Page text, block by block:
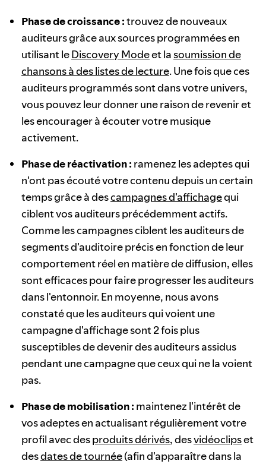
Phase de croissance :trouvez de nouveaux
auditeurs grâce aux sources programmées en
utilisant leDiscovery Modeet la soumission de
chansons à des listes de lecture. Une fois que ces
auditeurs programmés sont dans votre univers,
vous pouvez leur donner une raison de revenir et
les encourager à écouter votre musique
activement.
Phase de réactivation : ramenez les adeptes qui
n'ont pas écouté votre contenu depuis un certain
temps grâce à descampagnes d'affichagequi
ciblent vos auditeurs précédemment actifs.
Comme les campagnes ciblent les auditeurs de
segments d'auditoire précis en fonction de leur
comportement réel en matière de diffusion, elles
sont efficaces pour faire progresser les auditeurs
dans l'entonnoir. En moyenne, nous avons
constaté que les auditeurs qui voient une
campagne d'affichage sont 2 fois plus
susceptibles de devenir des auditeurs assidus
pendant une campagne que ceux qui ne la voient
pas.
Phase de mobilisation : maintenez l'intérêt de
vos adeptes en actualisant régulièrement votre
profil avec desproduits dérivés, desvidéoclipset
desdates de tournée(afin d'apparaître dans la